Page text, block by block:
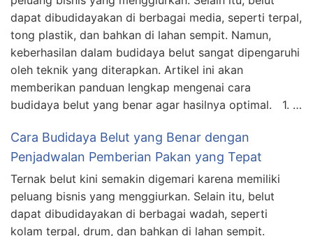
dapat dibudidayakan di berbagai media, seperti terpal,
tong plastik, dan bahkan di lahan sempit. Namun,
keberhasilan dalam budidaya belut sangat dipengaruhi
oleh teknik yang diterapkan. Artikel ini akan
memberikan panduan lengkap mengenai cara
budidaya belut yang benar agar hasilnya optimal. 1. …
Cara Budidaya Belut yang Benar dengan
Penjadwalan Pemberian Pakan yang Tepat
Ternak belut kini semakin digemari karena memiliki
peluang bisnis yang menggiurkan. Selain itu, belut
dapat dibudidayakan di berbagai wadah, seperti
kolam terpal, drum, dan bahkan di lahan sempit.